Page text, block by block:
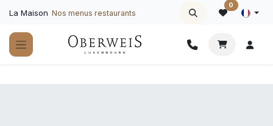
La Maison Nos menus restaurants
0